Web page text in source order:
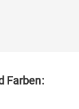
Farben: